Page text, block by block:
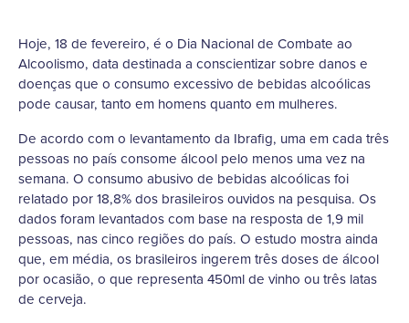
Hoje, 18 de fevereiro, é o Dia Nacional de Combate ao
Alcoolismo, data destinada a conscientizar sobre danos e
doenças que o consumo excessivo de bebidas alcoólicas
pode causar, tanto em homens quanto em mulheres.
De acordo com o levantamento da Ibrafig, uma em cada três
pessoas no país consome álcool pelo menos uma vez na
semana. O consumo abusivo de bebidas alcoólicas foi
relatado por 18,8% dos brasileiros ouvidos na pesquisa. Os
dados foram levantados com base na resposta de 1,9 mil
pessoas, nas cinco regiões do país. O estudo mostra ainda
que, em média, os brasileiros ingerem três doses de álcool
por ocasião, o que representa 450ml de vinho ou três latas
de cerveja.